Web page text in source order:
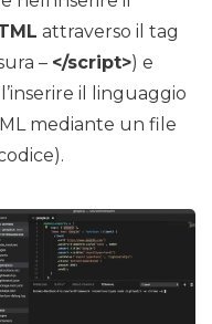
attraverso il tag
– </script>) e
il linguaggio
mediante un file